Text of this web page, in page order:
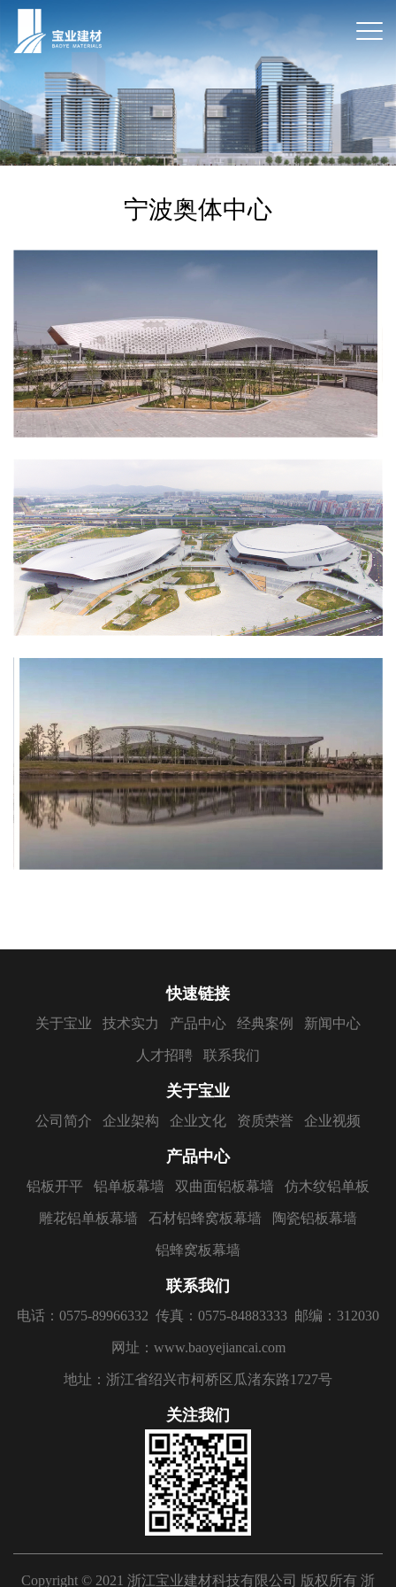
宁波奥体中心
快速链接
关于宝业 技术实力 产品中心 经典案例 新闻中心
人才招聘 联系我们
关于宝业
公司简介 企业架构 企业文化 资质荣誉 企业视频
产品中心
铝板开平 铝单板幕墙 双曲面铝板幕墙 仿木纹铝单板
雕花铝单板幕墙 石材铝蜂窝板幕墙 陶瓷铝板幕墙
铝蜂窝板幕墙
联系我们
电话：0575-89966332 传真：0575-84883333 邮编：312030
网址：www.baoyejiancai.com
地址：浙江省绍兴市柯桥区瓜渚东路1727号
关注我们
Copyright © 2021 浙江宝业建材科技有限公司 版权所有 浙